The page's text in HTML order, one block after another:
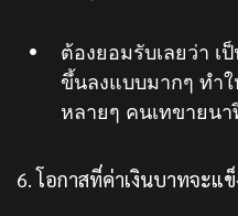
ต้องยอมรับเลยว่า เ
ขึ้นลงแบบมากๆ ทำ
หลายๆ คนเทขายน
6. โอกาสที่ค่าเงินบาทจะแ